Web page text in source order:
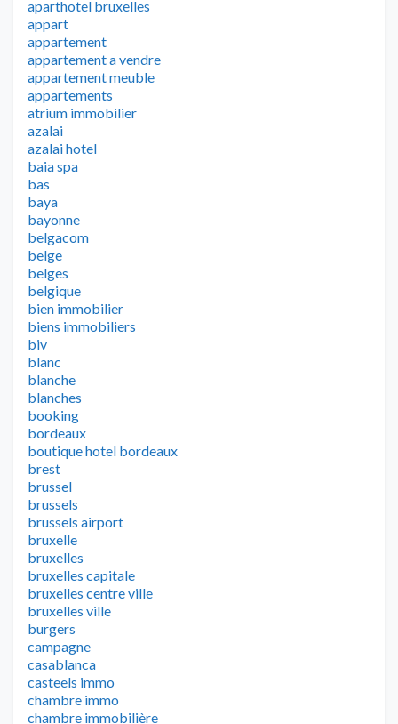
aparthotel bruxelles
appart
appartement
appartement a vendre
appartement meuble
appartements
atrium immobilier
azalai
azalai hotel
baia spa
bas
baya
bayonne
belgacom
belge
belges
belgique
bien immobilier
biens immobiliers
biv
blanc
blanche
blanches
booking
bordeaux
boutique hotel bordeaux
brest
brussel
brussels
brussels airport
bruxelle
bruxelles
bruxelles capitale
bruxelles centre ville
bruxelles ville
burgers
campagne
casablanca
casteels immo
chambre immo
chambre immobilière